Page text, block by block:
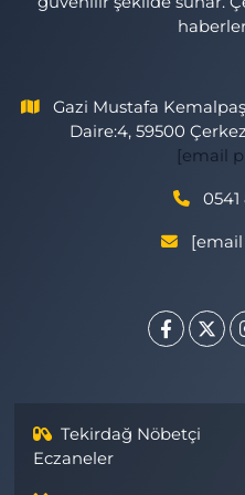
Gazi Mustafa
Daire:4, 59500
[email
0541
Tekirdağ Nöbetçi
Eczaneler